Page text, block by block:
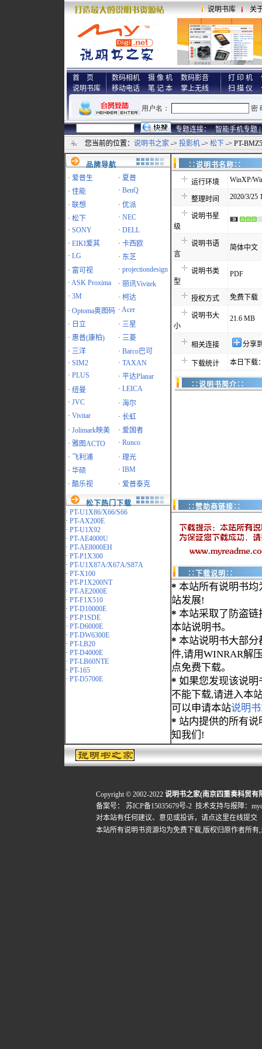
说明书库 关
首 页
说明书库
数码相机 摄 像 机
数码影音
移动电话
笔 记 本 掌上无线
打 印 机
扫 描 仪
专题连接： 智能手机专题 |
您当前的位置： 说明书之家 -> 投影机 -> 松下 -> PT-
品牌导航
· 爱普生 · 夏普
· 佳能 · BenQ
· 联想 · 优派
· 松下 · NEC
· SONY · DELL
· EIKI爱其 · 卡西欧
· LG · 东芝
· 富可视 · projectiondesign
· ASK Proxima · 丽讯Vivitek
· 3M · 柯达
· Optoma奥图码 · Acer
· 日立 · 三星
· 惠普(康柏) · 三菱
· 三洋 · Barco巴可
· SIM2 · TAXAN
· PLUS · 平达Planar
· 纽曼 · LEICA
· JVC · 海尔
· Vivitar · 长虹
· Jolimark映美 · 爱国者
· 雅图ACTO · Runco
·
飞利浦 · 理光
· 华硕 · IBM
· 酷乐视 · 爱普泰克
松下热门下载
· PT-U1X86/X66/S66
· PT-AX200E
· PT-U1X92
· PT-AE4000U
· PT-AE8000EH
· PT-P1X300
· PT-U1X87A/X67A/S87A
· PT-X100
· PT-P1X200NT
· PT-AE2000E
· PT-F1X510
· PT-D10000E
· PT-P1SDE
· PT-D6000E
· PT-DW6300E
· PT-LB20
· PT-D4000E
· PT-LB60NTE
· PT-165
· PT-D5700E
∷说明书名
运行环境 WinXP/
整理时间 2020/3/25
说明书星
级
说明书语
言
简体中文
说明书类
型
PDF
授权方式 免费下载
说明书大
小
21.6 MB
相关连接 分享
下载统计 本日下载
∷说明书简介∷
∷赞助商链接∷
∷下载说明∷
* 本站所有说明书均
站发展!
* 本站采取了防盗链
本站说明书。
* 本站说明书大部分
件,请用WINRAR解
点免费下载。
* 如果您发现该说明
不能下载,请进入本
可以申请本站说明
* 站内提供的所有
知我们!
Copyright © 2002-2022 说明书之家(南京四重奏科贸有
备案号：
苏ICP备15035679号-2 技术支持与报障：
对本站有任何建议、意见或投诉， 请点这里在线提交
本站所有说明书资源均为免费下载,版权归原作者所